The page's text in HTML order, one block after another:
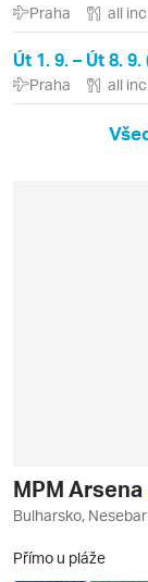
Praha all
Út 1. 9. – Út 8. 9.
Praha all
MPM Arsena
Bulharsko, Nesebar
Přímo u pláže